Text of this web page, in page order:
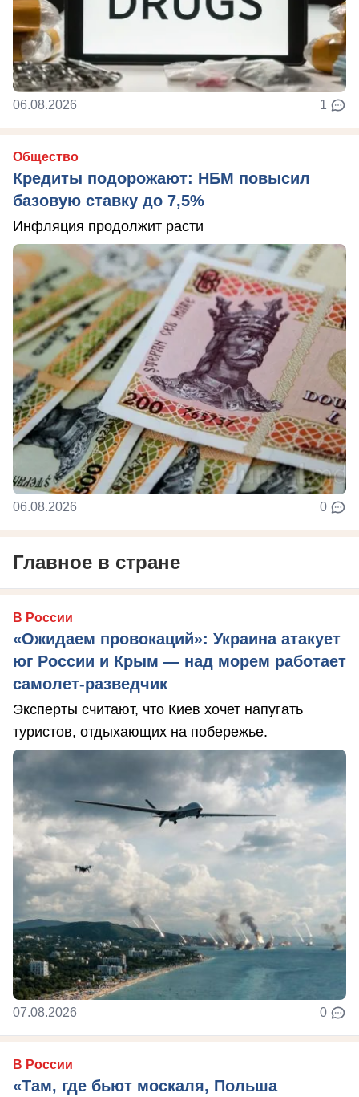
06.08.2026 1
Общество
Кредиты подорожают: НБМ повысил
базовую ставку до 7,5%
Инфляция продолжит расти
06.08.2026 0
Главное в стране
В России
«Ожидаем провокаций»: Украина атакует
юг России и Крым — над морем работает
самолет-разведчик
Эксперты считают, что Киев хочет напугать
туристов, отдыхающих на побережье.
07.08.2026 0
В России
«Там, где бьют москаля, Польша